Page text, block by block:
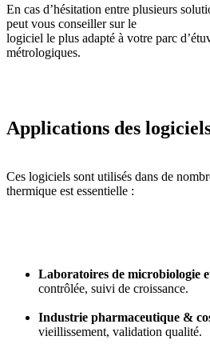
En cas d’hésitation entre plusieurs
peut vous conseiller sur le
logiciel le plus adapté à votre parc
métrologiques.
Applications des
Ces logiciels sont utilisés dans de
thermique est essentielle :
Laboratoires de microbiologie
contrôlée, suivi de croissance.
Industrie pharmaceutique &
vieillissement, validation qualité.